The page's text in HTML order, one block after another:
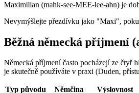
Maximilian (mahk-see-MEE-lee-ahn) je
Nevymýšlejte přezdívku jako "Maxi",
Běžná německá příjmení
Německá příjmení často pocházejí ze čtyř
je skutečně používáte v praxi (Duden,
Typ původu Němčina Výslovnost